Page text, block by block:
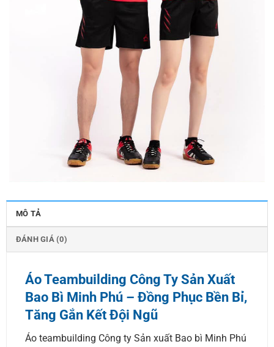
MÔ TẢ
ĐÁNH GIÁ (0)
Áo Teambuilding Công Ty Sản Xuất
Bao Bì Minh Phú – Đồng Phục Bền Bỉ,
Tăng Gắn Kết Đội Ngũ
Áo teambuilding Công ty Sản xuất Bao bì Minh Phú